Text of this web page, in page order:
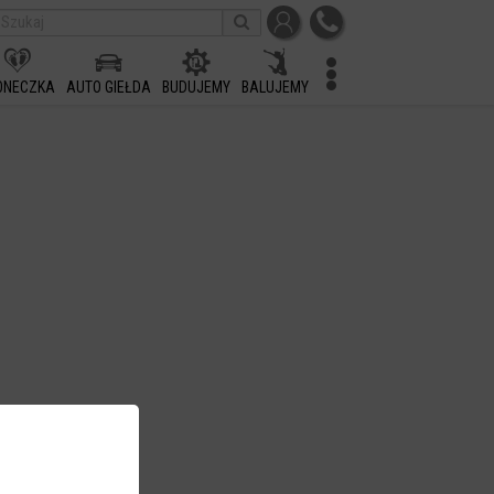
AUTO GIEŁDA BUDUJEMY BALUJEMY